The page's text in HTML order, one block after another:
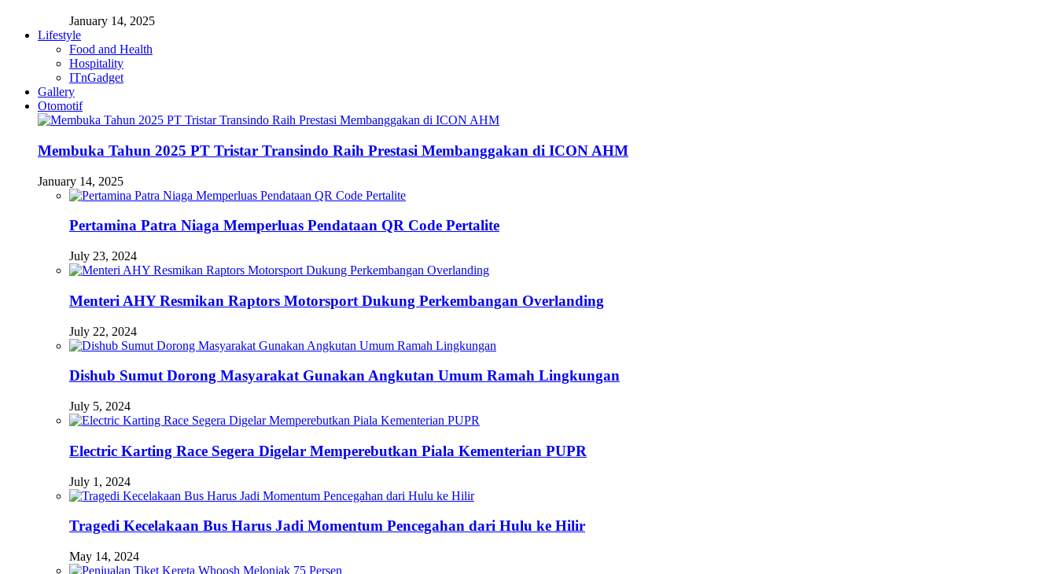
January 14, 2025
Lifestyle
Food and Health
Hospitality
ITnGadget
Gallery
Otomotif
Membuka Tahun 2025 PT Tristar Transindo Raih Prestasi Membanggakan di ICON AHM
January 14, 2025
Pertamina Patra Niaga Memperluas Pendataan QR Code Pertalite
July 23, 2024
Menteri AHY Resmikan Raptors Motorsport Dukung Perkembangan Overlanding
July 22, 2024
Dishub Sumut Dorong Masyarakat Gunakan Angkutan Umum Ramah Lingkungan
July 5, 2024
Electric Karting Race Segera Digelar Memperebutkan Piala Kementerian PUPR
July 1, 2024
Tragedi Kecelakaan Bus Harus Jadi Momentum Pencegahan dari Hulu ke Hilir
May 14, 2024